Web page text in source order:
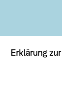
Erklärung